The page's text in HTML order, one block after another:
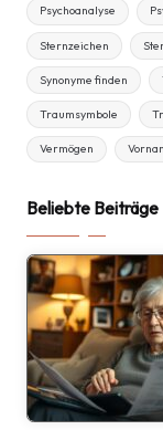
Psychoanalyse
Sternzeichen
Synonyme finden
Traumsymbole
Vermögen
Beliebte Beiträge